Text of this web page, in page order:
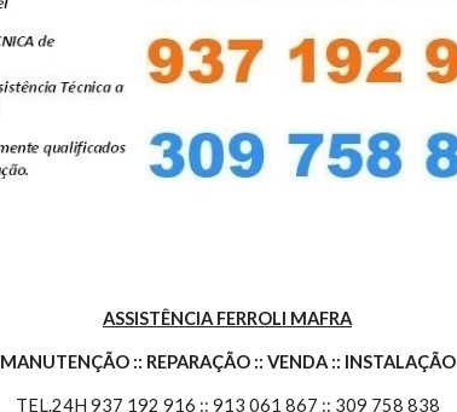
ASSISTÊNCIA FERROLI MAFRA
MANUTENÇÃO :: REPARAÇÃO :: VENDA :: INSTALAÇÃO
TEL.24H 937 192 916 :: 913 061 867 :: 309 758 838